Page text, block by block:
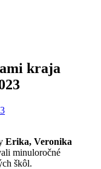
kraja
Erika, Veronika
minuloročné
škôl.